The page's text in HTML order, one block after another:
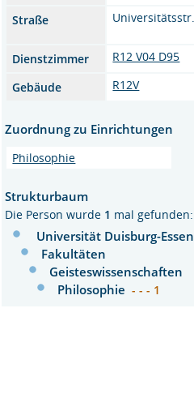
Straße
Dienstzimmer
R12 V04 D95
Gebäude
R12V
Zuordnung zu Einrichtungen
Philosophie
Strukturbaum
Die Person wurde 1 mal gefunden:
Universität Duisburg-Essen
Fakultäten
Geisteswissenschaften
Philosophie - - - 1